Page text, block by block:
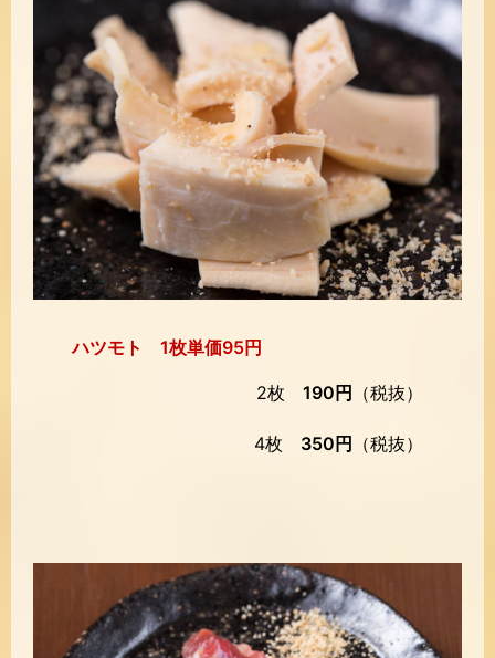
ハツモト 1枚単価95円
2枚 190円 （税抜）
4枚 350円 （税抜）